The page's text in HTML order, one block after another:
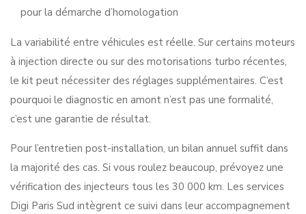
pour la démarche d’homologation
La variabilité entre véhicules est réelle. Sur certains moteurs
à injection directe ou sur des motorisations turbo récentes,
le kit peut nécessiter des réglages supplémentaires. C’est
pourquoi le diagnostic en amont n’est pas une formalité,
c’est une garantie de résultat.
Pour l’entretien post-installation, un bilan annuel suffit dans
la majorité des cas. Si vous roulez beaucoup, prévoyez une
vérification des injecteurs tous les 30 000 km. Les services
Digi Paris Sud intègrent ce suivi dans leur accompagnement